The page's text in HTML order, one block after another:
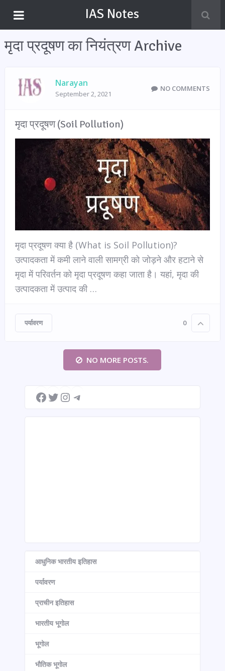
IAS Notes
मृदा प्रदूषण का नियंत्रण Archive
Narayan
September 2, 2021
NO COMMENTS
मृदा प्रदूषण (Soil Pollution)
मृदा प्रदूषण क्या है (What is Soil Pollution)?
उत्पादकता में कमी लाने वाली सामग्री को जोड़ने और हटाने से
मृदा में परिवर्तन को मृदा प्रदूषण कहा जाता है। यहां, मृदा की
उत्पादकता में उत्पाद की …
पर्यावरण 0
NO MORE POSTS.
Facebook
TwitterInstagram
आधुनिक भारतीय इतिहास
पर्यावरण
प्राचीन इतिहास
भारतीय भूगोल
भूगोल
भौतिक भूगोल